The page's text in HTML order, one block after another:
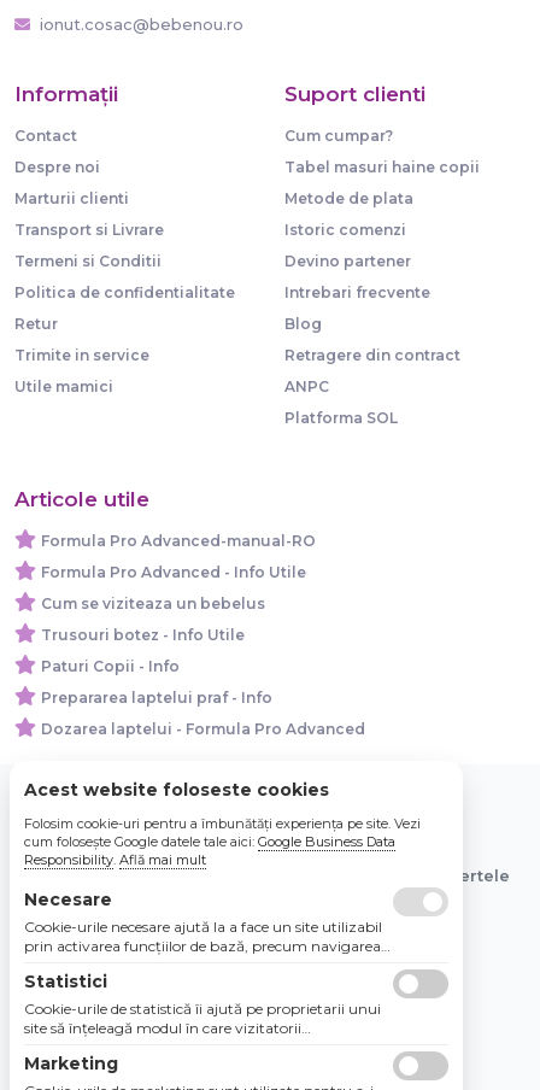
ionut.cosac@bebenou.ro
Informaţii
Contact
Despre noi
Marturii clienti
Transport si Livrare
Termeni si Conditii
Politica de confidentialitate
Retur
Trimite in service
Utile mamici
Suport clienti
Cum cumpar?
Tabel masuri haine copii
Metode de plata
Istoric comenzi
Devino partener
Intrebari frecvente
Blog
Retragere din contract
ANPC
Platforma SOL
Articole utile
Formula Pro Advanced-manual-RO
Formula Pro Advanced - Info Utile
Cum se viziteaza un bebelus
Trusouri botez - Info Utile
Paturi Copii - Info
Prepararea laptelui praf - Info
Dozarea laptelui - Formula Pro Advanced
© 2026 Bebe Nou Online Store SRL
Toate preturile sunt exprimate in lei si includ tva. Ofertele
sunt valabile in limita stocului disponibil.
Acest website foloseste cookies
Folosim cookie-uri pentru a îmbunătăți experiența pe site. Vezi
cum folosește Google datele tale aici: Google Business Data
Responsibility. Află mai mult
Necesare
Cookie-urile necesare ajută la a face un site utilizabil
prin activarea funcţiilor de bază, precum navigarea
Site-ul nu poate funcţiona corespunzător fără aceste
cookie-uri.
Statistici
Cookie-urile de statistică îi ajută pe proprietarii unui
site să înţeleagă modul în care vizitatorii
raportarea informaţiilor în mod anonim.
Marketing